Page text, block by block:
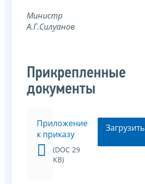
Министр
А.Г.Силуанов
Прикрепленные
документы
Приложение
к приказу
(DOC 29
KB)
Загрузить